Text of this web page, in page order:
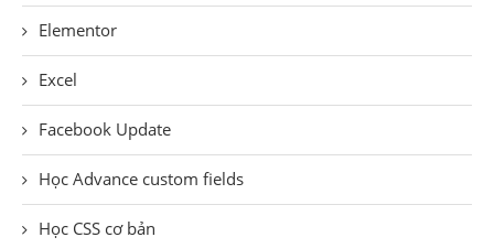
Elementor
Excel
Facebook Update
Học Advance custom fields
Học CSS cơ bản